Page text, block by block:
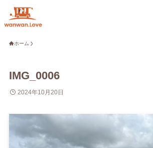
ホーム
IMG_0006
2024年10月20日